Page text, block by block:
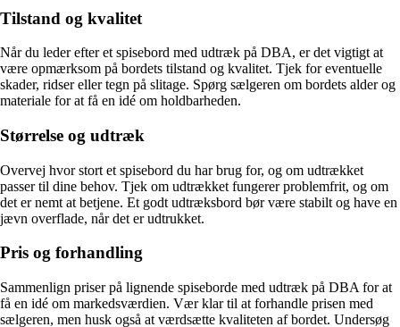
Tilstand og kvalitet
Når du leder efter et spisebord med udtræk på DBA, er det vigtigt at
være opmærksom på bordets tilstand og kvalitet. Tjek for eventuelle
skader, ridser eller tegn på slitage. Spørg sælgeren om bordets alder og
materiale for at få en idé om holdbarheden.
Størrelse og udtræk
Overvej hvor stort et spisebord du har brug for, og om udtrækket
passer til dine behov. Tjek om udtrækket fungerer problemfrit, og om
det er nemt at betjene. Et godt udtræksbord bør være stabilt og have en
jævn overflade, når det er udtrukket.
Pris og forhandling
Sammenlign priser på lignende spiseborde med udtræk på DBA for at
få en idé om markedsværdien. Vær klar til at forhandle prisen med
sælgeren, men husk også at værdsætte kvaliteten af bordet. Undersøg